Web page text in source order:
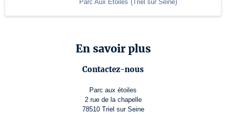
Parc Aux Etoiles (Triel sur Seine)
En savoir plus
Contactez-nous
Parc aux étoiles
2 rue de la chapelle
78510 Triel sur Seine